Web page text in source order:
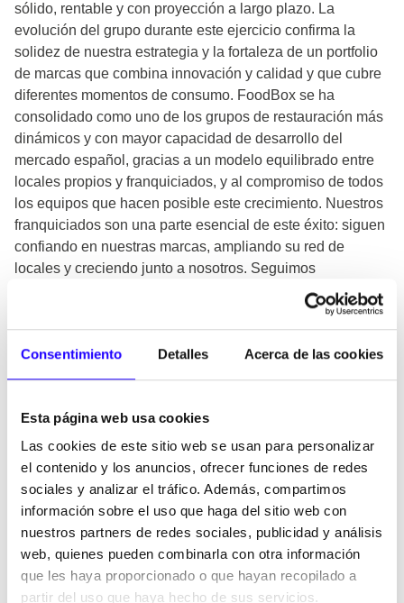
Consentimiento Detalles Acerca de las cookies
Esta página web usa cookies
Las cookies de este sitio web se usan para personalizar
el contenido y los anuncios, ofrecer funciones de redes
sociales y analizar el tráfico. Además, compartimos
información sobre el uso que haga del sitio web con
nuestros partners de redes sociales, publicidad y análisis
web, quienes pueden combinarla con otra información
que les haya proporcionado o que hayan recopilado a
partir del uso que haya hecho de sus servicios.
sólido, rentable y con proyección a largo plazo. La
evolución del grupo durante este ejercicio confirma la
solidez de nuestra estrategia y la fortaleza de un portfolio
de marcas que combina innovación y calidad y que cubre
diferentes momentos de consumo. FoodBox se ha
consolidado como uno de los grupos de restauración más
dinámicos y con mayor capacidad de desarrollo del
mercado español, gracias a un modelo equilibrado entre
locales propios y franquiciados, y al compromiso de todos
los equipos que hacen posible este crecimiento. Nuestros
franquiciados son una parte esencial de este éxito: siguen
confiando en nuestras marcas, ampliando su red de
locales y creciendo junto a nosotros. Seguimos
avanzando con la vista puesta en ofrecer siempre la mejor
experiencia al cliente y en generar valor en todo el
ecosistema FoodBox.”
crecimiento sostenido a través de locales propios y
franquiciados.
De cara al mes de noviembre, el grupo prevé la apertura
de ocho nuevos establecimientos de Santagloria Coffee &
Bakery, que reforzarán su presencia en ciudades donde la
marca ya cuenta con una sólida implantación, como
Barcelona, Alicante o Cáceres, y ampliarán su desarrollo
en nuevas localizaciones del territorio nacional, como
Toledo y Logroño. Estas incorporaciones darán